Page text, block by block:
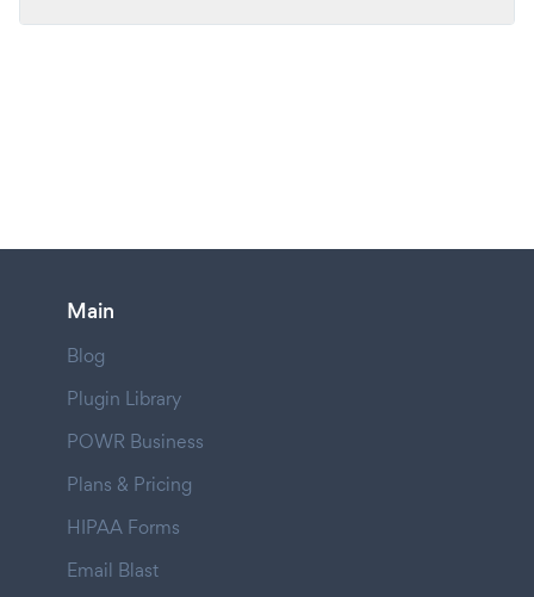
Main
Blog
Plugin Library
POWR Business
Plans & Pricing
HIPAA Forms
Email Blast